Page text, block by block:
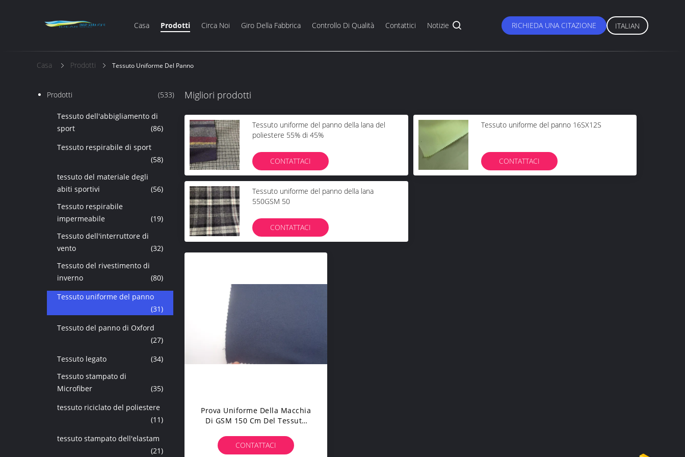
Casa Prodotti Circa Noi Giro Della Fabbrica Controllo Di Qualità Contattici Notizie RICHIEDA UNA CITAZIONE ITALIAN
Casa Prodotti Tessuto Uniforme Del Panno
Prodotti (533)
Tessuto dell'abbigliamento di
sport
(86)
Tessuto respirabile di sport
(58)
tessuto del materiale degli
abiti sportivi
(56)
Tessuto respirabile
impermeabile
(19)
Tessuto dell'interruttore di
vento
(32)
Tessuto del rivestimento di
inverno
(80)
Tessuto uniforme del panno
(31)
Tessuto del panno di Oxford
(27)
Tessuto legato
(34)
Tessuto stampato di
Microfiber
(35)
tessuto riciclato del poliestere
(11)
tessuto stampato dell'elastam
(21)
Migliori prodotti
Tessuto uniforme del panno della lana del
poliestere 55% di 45%
CONTATTACI
Tessuto uniforme del panno 16SX12S
CONTATTACI
Tessuto uniforme del panno della lana
550GSM 50
CONTATTACI
Prova Uniforme Della Macchia
Di GSM 150 Cm Del Tessuto
Del Cotone 3% Di 97%
CONTATTACI